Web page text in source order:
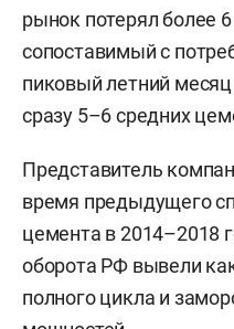
рынок потерял более
сопоставимый с
пиковый летний месяц
сразу 5–6 средних
Представитель
время предыдущего
цемента в 2014–2018
оборота РФ вывели
полного цикла и